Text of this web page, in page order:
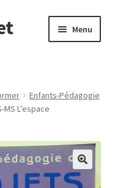
Menu
Enfants-Pédagogie
L’espace